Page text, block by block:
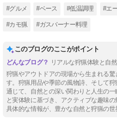
#グルメ #ベース #低温調理 #エ
#カモ猟 #ガスバーナー料理
このブログのここがポイント
リアルな狩猟体験と自
狩猟やアウトドアの現場から生まれる
す。狩猟用品や季節の風物詩、そして
通じて、自然との深い関わりと人生の
と実体験に基づき、アクティブな趣味
具体的な情報が、豊かな自然と狩猟の世